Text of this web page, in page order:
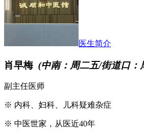
医生简介
肖早梅(中南：周二五/街道口：
副主任医师
※ 内科、妇科、儿科疑难杂症
※ 中医世家，从医近40年